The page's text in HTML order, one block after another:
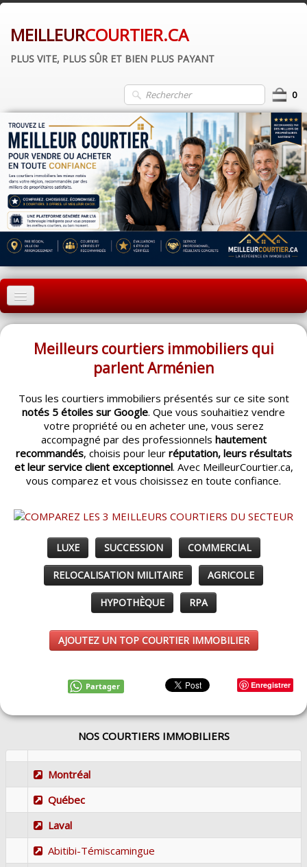
MEILLEURCOURTIER.CA
PLUS VITE, PLUS SÛR ET BIEN PLUS PAYANT
0
ACCUEIL
MONTRÉAL
LAVAL
RÉGIONS▼
CATÉGORIES▼
ACHETEUR / VENDEUR
ESPACE COURTIER▼
Meilleurs courtiers immobiliers qui
parlent Arménien
Tous les courtiers immobiliers présentés sur ce site sont
notés 5 étoiles sur Google. Que vous souhaitiez vendre
votre propriété ou en acheter une, vous serez
accompagné par des professionnels hautement
recommandés, choisis pour leur réputation, leurs résultats
et leur service client exceptionnel. Avec MeilleurCourtier.ca,
vous comparez et vous choisissez en toute confiance.
LUXE SUCCESSION COMMERCIAL
RELOCALISATION MILITAIRE AGRICOLE
HYPOTHÈQUE RPA
AJOUTEZ UN TOP COURTIER IMMOBILIER
Enregistrer
Partager
NOS COURTIERS IMMOBILIERS
Montréal
Québec
Laval
Abitibi-Témiscamingue